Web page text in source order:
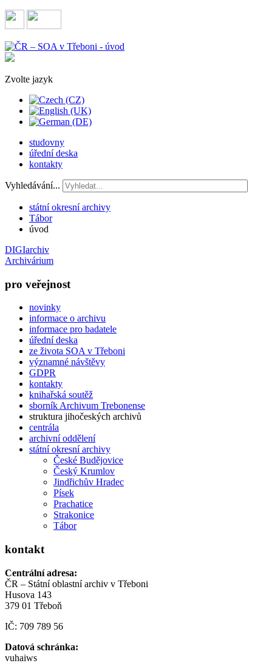
Zvolte jazyk
studovny
úřední deska
kontakty
Vyhledávání...
státní okresní archivy
Tábor
úvod
DIGIarchiv
Archivárium
pro veřejnost
novinky
informace o archivu
informace pro badatele
úřední deska
ze života SOA v Třeboni
významné návštěvy
GDPR
kontakty
knihařská soutěž
sborník Archivum Trebonense
struktura jihočeských archivů
centrála
archivní oddělení
státní okresní archivy
České Budějovice
Český Krumlov
Jindřichův Hradec
Písek
Prachatice
Strakonice
Tábor
kontakt
Centrální adresa:
ČR – Státní oblastní archiv v Třeboni
Husova 143
379 01 Třeboň
IČ: 709 789 56
Datová schránka:
vuhaiws